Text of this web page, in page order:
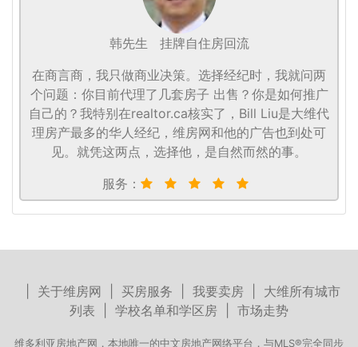
韩先生
挂牌自住房回流
在商言商，我只做商业决策。选择经纪时，我就问两
个问题：你目前代理了几套房子 出售？你是如何推广
自己的？我特别在realtor.ca核实了，Bill Liu是大维代
理房产最多的华人经纪，维房网和他的广告也到处可
见。就凭这两点，选择他，是自然而然的事。
服务：
关于维房网 买房服务 我要卖房
大维所有城市
列表
学校名单和学区房 市场走势
维多利亚房地产网，本地唯一的中文房地产网络平台，与MLS®完全同步